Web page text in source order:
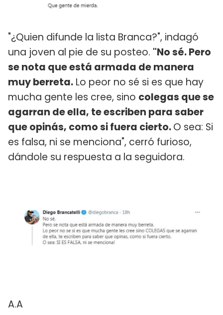
"¿Quien difunde la lista Branca?", indagó
una joven al pie de su posteo. "No sé. Pero
se nota que está armada de manera
muy berreta. Lo peor no sé si es que hay
mucha gente les cree, sino colegas que se
agarran de ella, te escriben para saber
que opinás, como si fuera cierto.O sea: Si
es falsa, ni se menciona", cerró furioso,
dándole su respuesta a la seguidora.
A.A